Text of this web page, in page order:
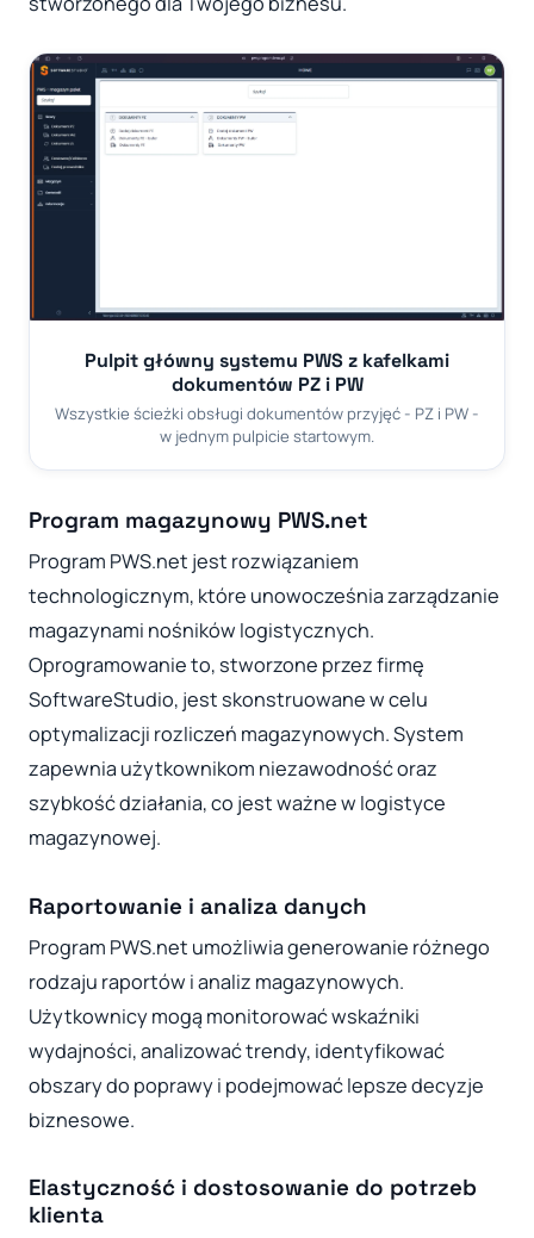
Pulpit główny systemu PWS z kafelkami
dokumentów PZ i PW
Wszystkie ścieżki obsługi dokumentów przyjęć - PZ i PW -
w jednym pulpicie startowym.
Program magazynowy PWS.net
Program PWS.net jest rozwiązaniem
technologicznym, które unowocześnia zarządzanie
magazynami nośników logistycznych.
Oprogramowanie to, stworzone przez firmę
SoftwareStudio, jest skonstruowane w celu
optymalizacji rozliczeń magazynowych. System
zapewnia użytkownikom niezawodność oraz
szybkość działania, co jest ważne w logistyce
magazynowej.
Raportowanie i analiza danych
Program PWS.net umożliwia generowanie różnego
rodzaju raportów i analiz magazynowych.
Użytkownicy mogą monitorować wskaźniki
wydajności, analizować trendy, identyfikować
obszary do poprawy i podejmować lepsze decyzje
biznesowe.
Elastyczność i dostosowanie do potrzeb
klienta